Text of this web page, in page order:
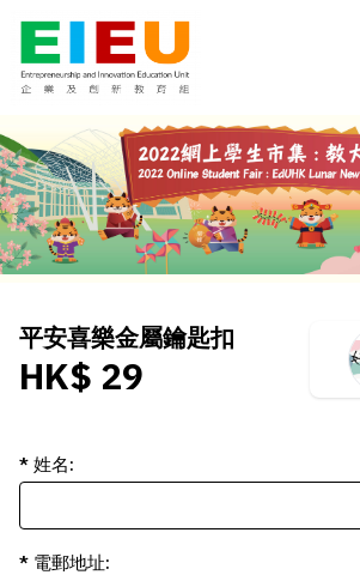
平安喜樂金屬鑰匙扣
HK$ 29
* 姓名:
* 電郵地址: